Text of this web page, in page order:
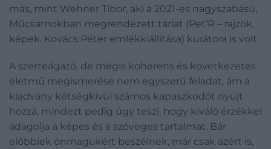
más, mint Wehner Tibor, aki a 2021-es nagyszabású,
Műcsarnokban megrendezett tárlat (Pet’R – rajzok,
képek. Kovács Péter emlékkiállítása) kurátora is volt.
A szerteágazó, de mégis koherens és következetes
életmű megismerése nem egyszerű feladat, ám a
kiadvány kétségkívül számos kapaszkodót nyújt
hozzá, mindezt pedig úgy teszi, hogy kiváló érzékkel
adagolja a képes és a szöveges tartalmat. Bár
előbbiek önmagukért beszélnek, már csak azért is,